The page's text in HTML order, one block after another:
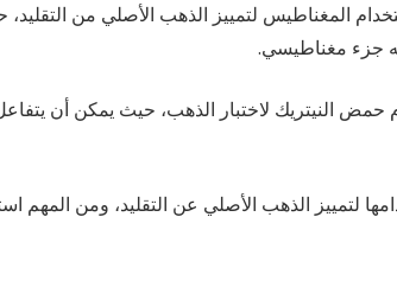
المغناطيس لتمييز الذهب الأصلي من
له جزء مغناطيسي.
حمض النيتريك لاختبار الذهب، حيث يمكن أن
لتمييز الذهب الأصلي عن التقليد، ومن المهم